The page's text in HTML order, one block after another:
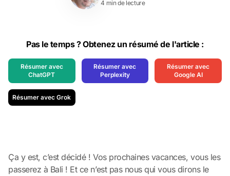
Ça y est, c’est décidé ! Vos prochaines vacances, vous les
passerez à Bali ! Et ce n’est pas nous qui vous dirons le
4 min de lecture
Pas le temps ? Obtenez un résumé de l'article :
Résumer avec
ChatGPT
Résumer avec
Perplexity
Résumer avec
Google AI
Résumer avec Grok